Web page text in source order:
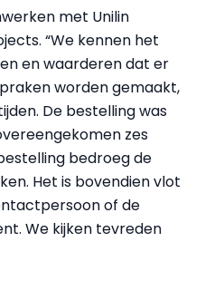
met Unilin
“We kennen het
en waarderen dat er
worden gemaakt,
De bestelling was
zes
bedroeg de
Het is bovendien vlot
of de
We kijken tevreden